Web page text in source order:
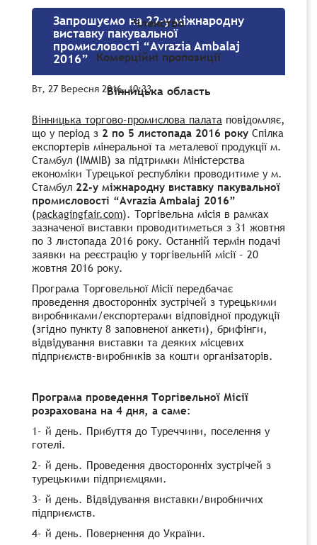
Членство
Комерційні пропозиції
Вінницька область
Запрошуємо на 22-у міжнародну
виставку пакувальної
промисловості “Avrazia Ambalaj
2016”
Вт, 27 Вересня 2016, 10:33
Вінницька торгово-промислова палата повідомляє,
що у період з 2 по 5 листопада 2016 року Спілка
експортерів мінеральної та металевої продукції м.
Стамбул (IMMIB) за підтримки Міністерства
економіки Турецької республіки проводитиме у м.
Стамбул 22-у міжнародну виставку пакувальної
промисловості “Avrazia Ambalaj 2016”
(packagingfair.com). Торгівельна місія в рамках
зазначеної виставки проводитиметься з 31 жовтня
по 3 листопада 2016 року. Останній термін подачі
заявки на реєстрацію у торгівельній місії – 20
жовтня 2016 року.
Програма Торговельної Місії передбачає
проведення двосторонніх зустрічей з турецькими
виробниками/експортерами відповідної продукції
(згідно пункту 8 заповненої анкети), брифінги,
відвідування виставки та деяких місцевих
підприємств-виробників за кошти організаторів.
Програма проведення Торгівельної Місії
розрахована на 4 дня, а саме:
1- й день. Прибуття до Туреччини, поселення у
готелі.
2- й день. Проведення двосторонніх зустрічей з
турецькими підприємцями.
3- й день. Відвідування виставки/виробничих
підприємств.
4- й день. Повернення до України.